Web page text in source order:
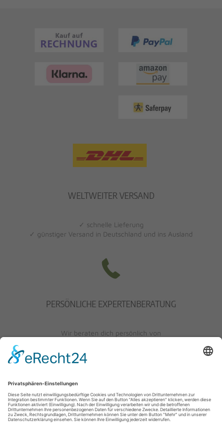
WELTWEITER VERSAND
✓ schnelle Lieferung
✓ günstiger Versand in Deutschland und ins Ausland
PERSÖNLICHE EXPERTENBERATUNG
Wir beraten dich persönlich von
0621/405401-10